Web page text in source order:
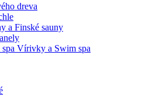
dreva
a Finské sauny
Vírivky a Swim spa